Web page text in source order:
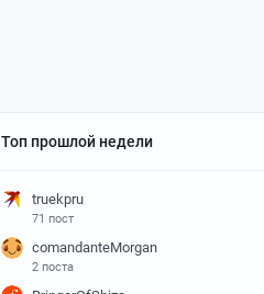
Топ прошлой недели
truekpru
71 пост
comandanteMorgan
2 поста